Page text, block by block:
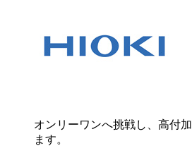
オンリーワンへ挑戦し、高付
ます。